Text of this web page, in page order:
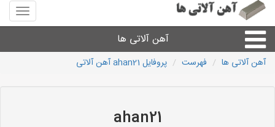
منوی
سایت
آلاتی
آهن آلاتی ها
ورق
آهن آلاتی ها فهرست پروفایل ahan21 آهن آلاتی
ahan21